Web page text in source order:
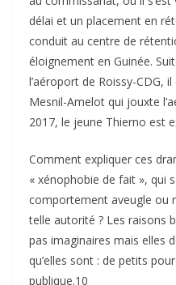
délai et un placement en
conduit au centre de
éloignement en Guinée.
l’aéroport de Roissy-CDG,
Mesnil-Amelot qui jouxte
2017, le jeune Thierno est
Comment expliquer ces
« xénophobie de fait », qui
comportement aveugle ou
telle autorité ? Les raisons
pas imaginaires mais elles
qu’elles sont : de petits
publique.10